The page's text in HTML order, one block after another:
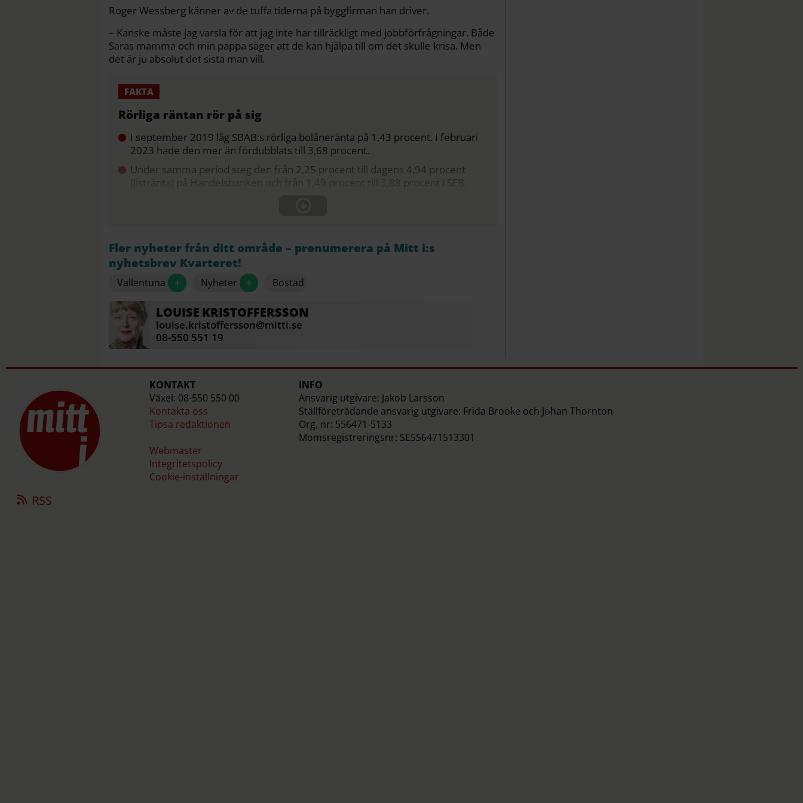
Roger Wessberg känner av de tuffa tiderna på byggfirman han driver.
– Kanske måste jag varsla för att jag inte har tillräckligt med jobbförfrågningar. Både
Saras mamma och min pappa säger att de kan hjälpa till om det skulle krisa. Men
det är ju absolut det sista man vill.
Rörliga räntan rör på sig
I september 2019 låg SBAB:s rörliga bolåneränta på 1,43 procent. I februari
2023 hade den mer än fördubblats till 3,68 procent.
Under samma period steg den från 2,25 procent till dagens 4,94 procent
(listränta) på Handelsbanken och från 1,49 procent till 3,88 procent i SEB.
Fler nyheter från ditt område – prenumerera på Mitt i:s
nyhetsbrev Kvarteret!
Vallentuna + Nyheter + Bostad
LOUISE KRISTOFFERSSON
louise.kristoffersson@mitti.se
08-550 551 19
KONTAKT
Växel: 08-550 550 00
Kontakta oss
Tipsa redaktionen
Webmaster
Integritetspolicy
Cookie-inställningar
INFO
Ansvarig utgivare: Jakob Larsson
Ställföreträdande ansvarig utgivare: Frida Brooke och Johan Thornton
Org. nr: 556471-5133
Momsregistreringsnr: SE556471513301
RSS